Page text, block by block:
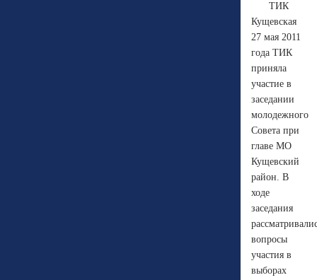
ТИК
Кущевская
27 мая 2011
года ТИК
приняла
участие в
заседании
молодежного
Совета при
главе МО
Кущевский
район. В
ходе
заседания
вопросы
участия в
выборах